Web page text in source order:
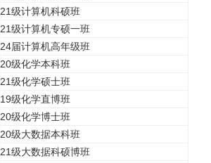
21级计算机科硕班
21级计算机专硕一班
24届计算机高年级班
20级化学本科班
21级化学硕士班
19级化学直博班
20级化学博士班
20级大数据本科班
21级大数据科硕博班